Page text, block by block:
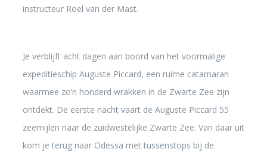
instructeur Roel van der Mast.
Je verblijft acht dagen aan boord van het voormalige
expeditieschip Auguste Piccard, een ruime catamaran
waarmee zo’n honderd wrakken in de Zwarte Zee zijn
ontdekt. De eerste nacht vaart de Auguste Piccard 55
zeemijlen naar de zuidwestelijke Zwarte Zee. Van daar uit
kom je terug naar Odessa met tussenstops bij de